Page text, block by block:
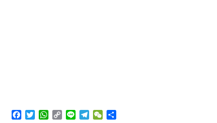
FacebookTwitterWhatsApp
Copy
Line TelegramWeChat